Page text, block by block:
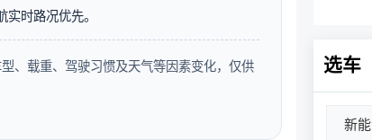
时路况优先。
、载重、驾驶习惯及天气等因素变化，仅供 选车